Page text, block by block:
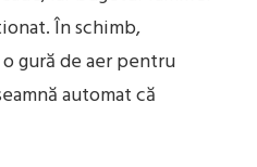
În schimb,
gură de aer pentru
automat că